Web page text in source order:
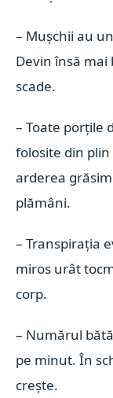
– Mușchii au
Devin însă mai
scade.
– Toate porțile
folosite din
arderea
plămâni.
– Transpirația
miros urât
corp.
– Numărul
pe minut. În
crește.